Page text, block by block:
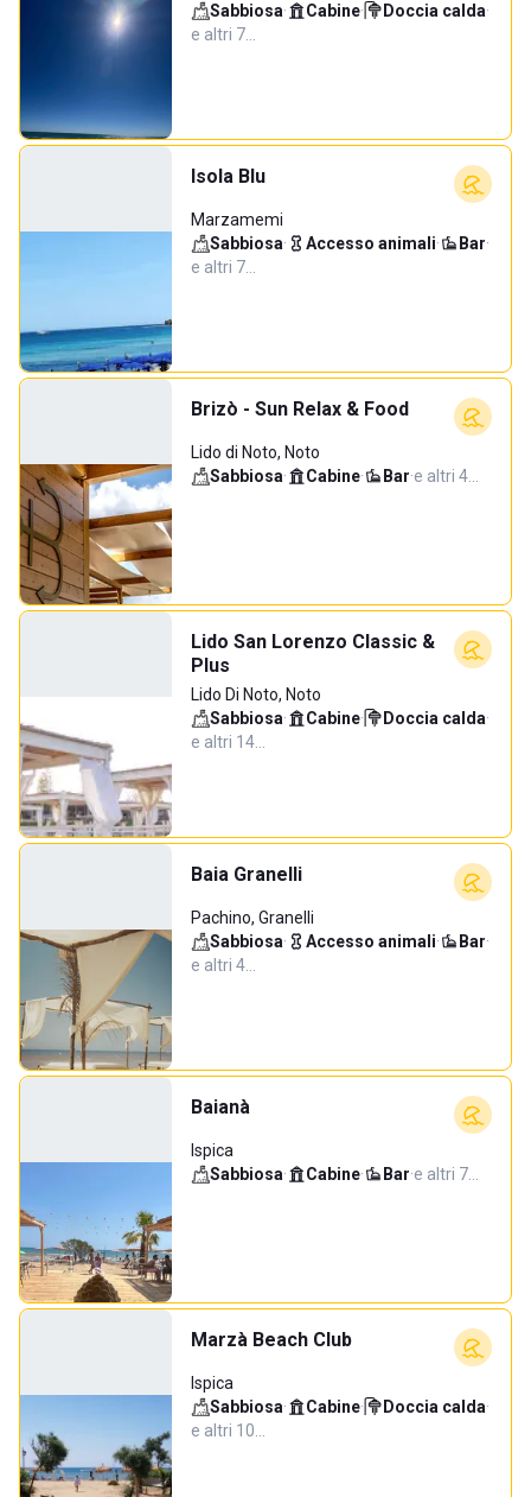
Sabbiosa· Cabine· Doccia calda·
e altri 7…
Isola Blu
Marzamemi
Sabbiosa· Accesso animali· Bar·
e altri 7…
Brizò - Sun Relax & Food
Lido di Noto, Noto
Sabbiosa· Cabine· Bar·e altri 4…
Lido San Lorenzo Classic &
Plus
Lido Di Noto, Noto
Sabbiosa· Cabine· Doccia calda·
e altri 14…
Baia Granelli
Pachino, Granelli
Sabbiosa· Accesso animali· Bar·
e altri 4…
Baianà
Ispica
Sabbiosa· Cabine· Bar·e altri 7…
Marzà Beach Club
Ispica
Sabbiosa· Cabine· Doccia calda·
e altri 10…